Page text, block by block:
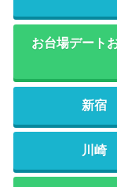
お台場デート
新宿
川崎